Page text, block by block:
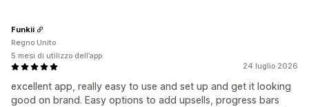
24 luglio 2026
excellent app, really easy to use and set up and get it looking
good on brand. Easy options to add upsells, progress bars
Funkii
Regno Unito
5 mesi di utilizzo dell’app